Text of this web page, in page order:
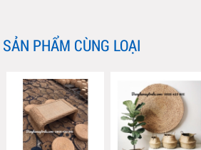
SẢN PHẨM CÙNG LOẠI